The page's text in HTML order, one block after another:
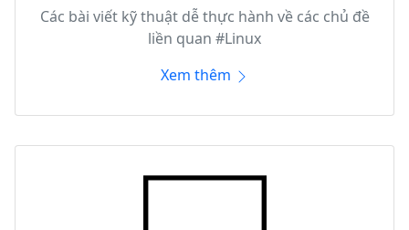
Các bài viết kỹ thuật dễ thực hành về các chủ đề
liền quan #Linux
Xem thêm